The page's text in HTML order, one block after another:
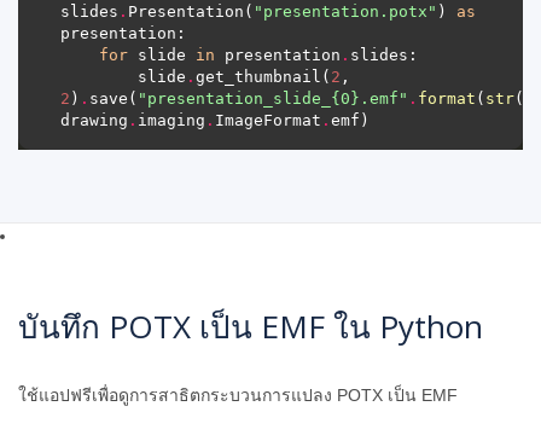
slides . Presentation( "presentation.potx" ) as
for slide in presentation .
        slide
. get_thumbnail( 2
2 ) . save( "presentation_slide_ {0} .emf" . format ( str
drawing . imaging . ImageFormat .
บันทึก POTX เป็น EMF ใน Python
ใช้แอปฟรีเพื่อดูการสาธิตกระบวนการแปลง POTX เป็น EMF